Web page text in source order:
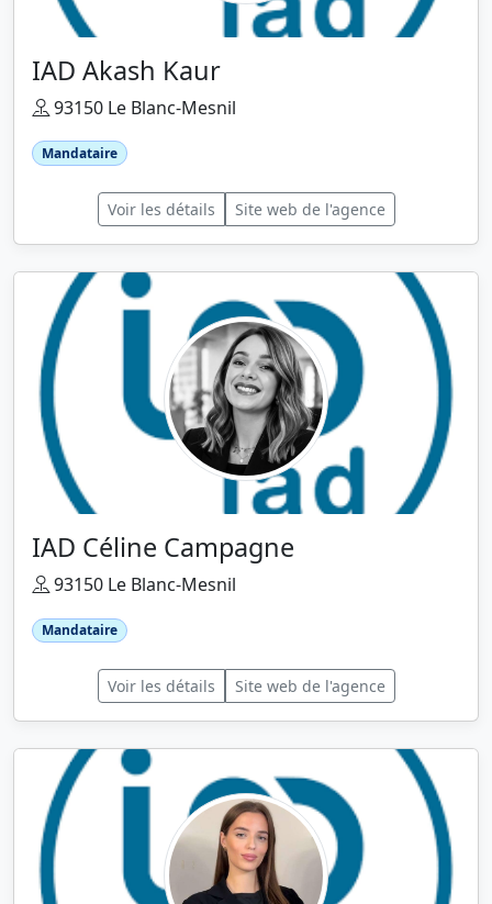
IAD Akash Kaur
93150 Le Blanc-Mesnil
Mandataire
Voir les détails Site web de l'agence
IAD Céline Campagne
93150 Le Blanc-Mesnil
Mandataire
Voir les détails Site web de l'agence